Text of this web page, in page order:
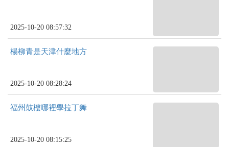
2025-10-20 08:57:32
楊柳青是天津什麼地方
2025-10-20 08:28:24
福州鼓樓哪裡學拉丁舞
2025-10-20 08:15:25